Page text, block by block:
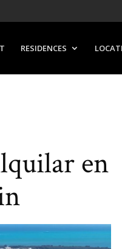
RESIDENCES
en